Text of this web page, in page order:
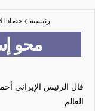
رئيسية >حصاد
محو
قال الرئيس الإيراني
العالم.